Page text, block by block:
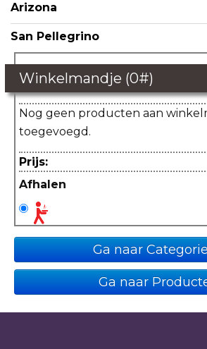
Arizona
San Pellegrino
Winkelmandje (0#)
Nog geen producten aan
toegevoegd.
Prijs:
Afhalen
Ga naar
Ga naar